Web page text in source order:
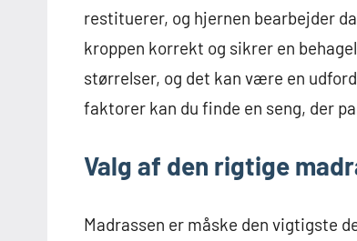
restituerer, og hjernen bearbejder
kroppen korrekt og sikrer en
størrelser, og det kan være en
faktorer kan du finde en seng, der
Valg af den rigtige
Madrassen er måske den vigtigste